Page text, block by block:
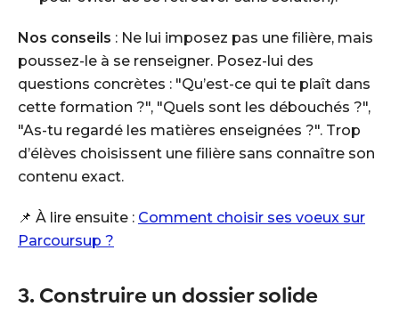
Nos conseils : Ne lui imposez pas une filière, mais
poussez-le à se renseigner. Posez-lui des
questions concrètes : "Qu’est-ce qui te plaît dans
cette formation ?", "Quels sont les débouchés ?",
"As-tu regardé les matières enseignées ?". Trop
d’élèves choisissent une filière sans connaître son
contenu exact.
📌 À lire ensuite : Comment choisir ses voeux sur
Parcoursup ?
3. Construire un dossier solide